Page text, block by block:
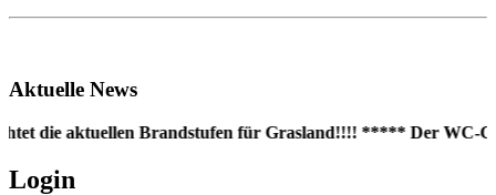
Aktuelle News
die aktuellen Brandstufen für Grasland!!!! ***** Der WC-
Login